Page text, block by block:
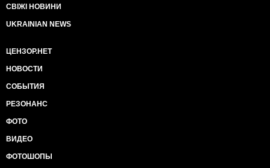
СВІЖІ НОВИНИ
UKRAINIAN NEWS
ЦЕНЗОР.НЕТ
НОВОСТИ
СОБЫТИЯ
РЕЗОНАНС
ФОТО
ВИДЕО
ФОТОШОПЫ